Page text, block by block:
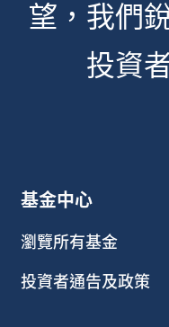
望，我們
投資
基金中心
瀏覽所有基金
投資者通告及政策